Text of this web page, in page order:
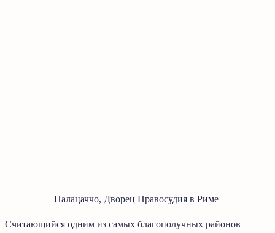
Палацаччо, Дворец Правосудия в Риме
Считающийся одним из самых благополучных районов